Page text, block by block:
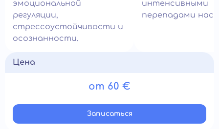
эмоциональной
регуляции,
стрессоустойчивости и
осознанности.
интенсивными
перепадами
Цена
от 60 €
Записатьcя